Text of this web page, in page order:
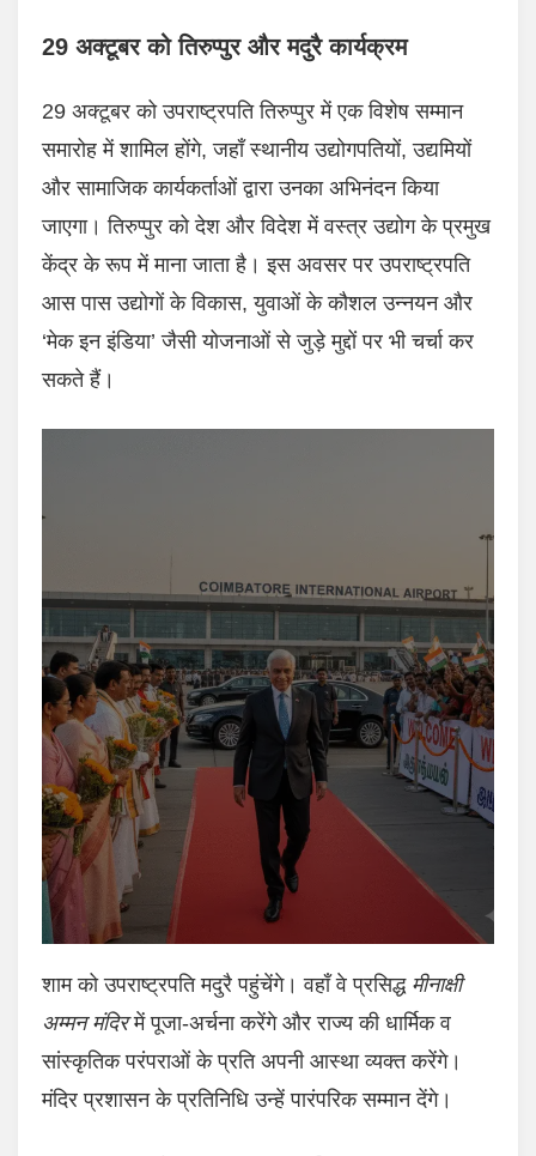
29 अक्टूबर को तिरुप्पुर और मदुरै कार्यक्रम
29 अक्टूबर को उपराष्ट्रपति तिरुप्पुर में एक विशेष सम्मान
समारोह में शामिल होंगे, जहाँ स्थानीय उद्योगपतियों, उद्यमियों
और सामाजिक कार्यकर्ताओं द्वारा उनका अभिनंदन किया
जाएगा। तिरुप्पुर को देश और विदेश में वस्त्र उद्योग के प्रमुख
केंद्र के रूप में माना जाता है। इस अवसर पर उपराष्ट्रपति
आस पास उद्योगों के विकास, युवाओं के कौशल उन्नयन और
‘मेक इन इंडिया’ जैसी योजनाओं से जुड़े मुद्दों पर भी चर्चा कर
सकते हैं।
शाम को उपराष्ट्रपति मदुरै पहुंचेंगे। वहाँ वे प्रसिद्ध मीनाक्षी
अम्मन मंदिरमें पूजा-अर्चना करेंगे और राज्य की धार्मिक व
सांस्कृतिक परंपराओं के प्रति अपनी आस्था व्यक्त करेंगे।
मंदिर प्रशासन के प्रतिनिधि उन्हें पारंपरिक सम्मान देंगे।